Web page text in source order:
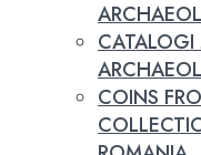
CATALOGI
COINS